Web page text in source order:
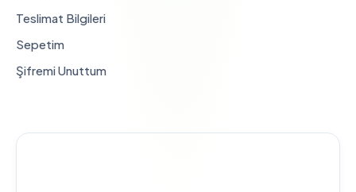
Teslimat Bilgileri
Sepetim
Şifremi Unuttum